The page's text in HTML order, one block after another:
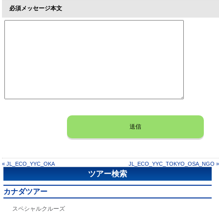
必須メッセージ本文
« JL_ECO_YYC_OKA JL_ECO_YYC_TOKYO_OSA_NGO »
ツアー検索
カナダツアー
スペシャルクルーズ